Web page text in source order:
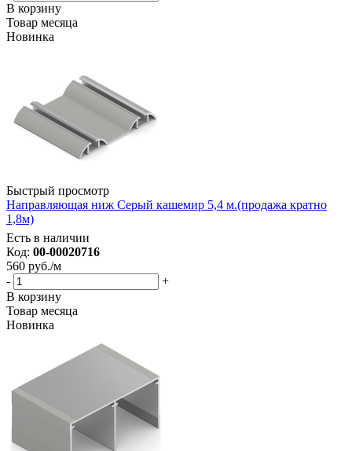
В корзину
Товар месяца
Новинка
Быстрый просмотр
Направляющая ниж Серый кашемир 5,4 м.(продажа кратно
1,8м)
Есть в наличии
Код: 00-00020716
560 руб./м
-
+
В корзину
Товар месяца
Новинка